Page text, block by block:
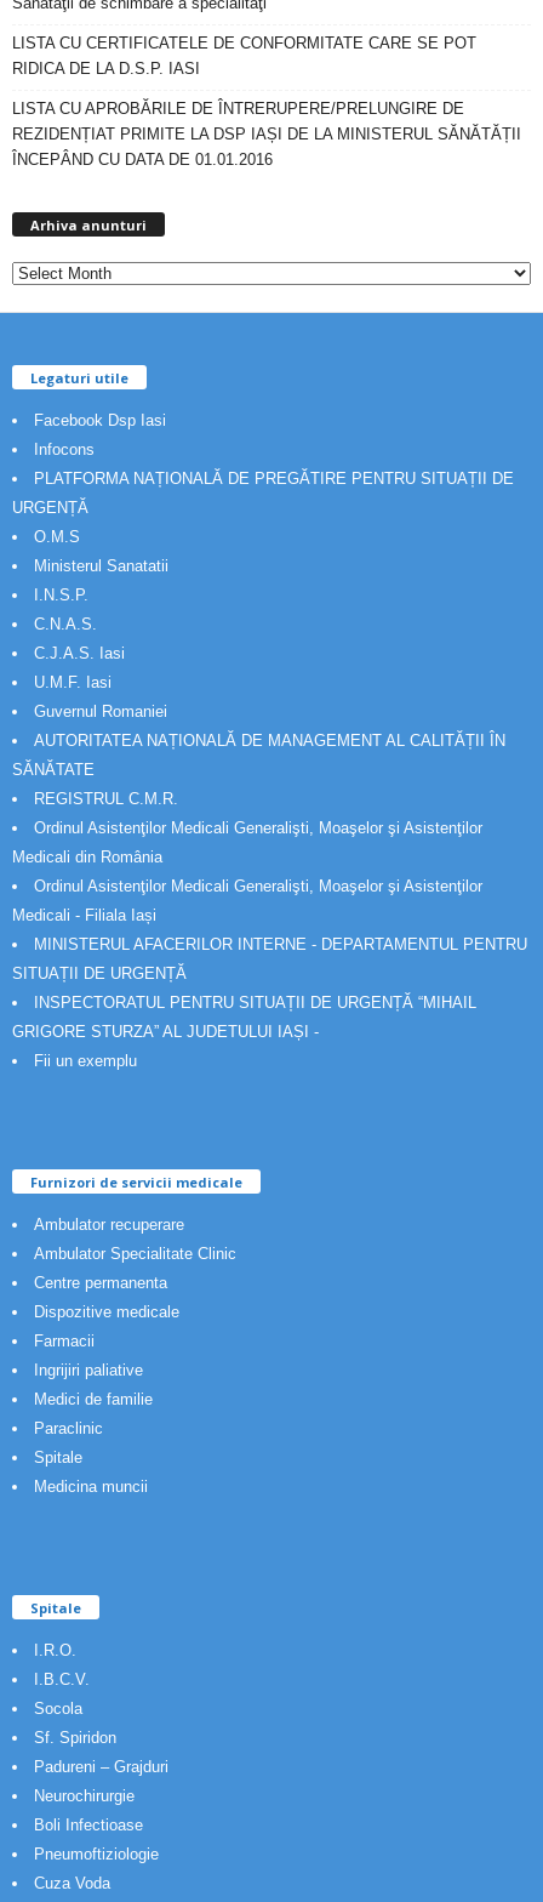
LISTA CU CERTIFICATELE DE CONFORMITATE CARE SE POT
RIDICA DE LA D.S.P. IASI
LISTA CU APROBĂRILE DE ÎNTRERUPERE/PRELUNGIRE DE
REZIDENȚIAT PRIMITE LA DSP IAȘI DE LA MINISTERUL SĂNĂTĂȚII
ÎNCEPÂND CU DATA DE 01.01.2016
Arhiva anunturi
Legaturi utile
Facebook Dsp Iasi
Infocons
PLATFORMA NAȚIONALĂ DE PREGĂTIRE PENTRU SITUAȚII DE
URGENȚĂ
O.M.S
Ministerul Sanatatii
I.N.S.P.
C.N.A.S.
C.J.A.S. Iasi
U.M.F. Iasi
Guvernul Romaniei
AUTORITATEA NAȚIONALĂ DE MANAGEMENT AL CALITĂȚII ÎN
SĂNĂTATE
REGISTRUL C.M.R.
Ordinul Asistenţilor Medicali Generalişti, Moaşelor şi Asistenţilor
Medicali din România
Ordinul Asistenţilor Medicali Generalişti, Moaşelor şi Asistenţilor
Medicali - Filiala Iași
MINISTERUL AFACERILOR INTERNE - DEPARTAMENTUL PENTRU
SITUAȚII DE URGENȚĂ
INSPECTORATUL PENTRU SITUAȚII DE URGENȚĂ “MIHAIL
GRIGORE STURZA” AL JUDETULUI IAȘI -
Fii un exemplu
Furnizori de servicii medicale
Ambulator recuperare
Ambulator Specialitate Clinic
Centre permanenta
Dispozitive medicale
Farmacii
Ingrijiri paliative
Medici de familie
Paraclinic
Spitale
Medicina muncii
Spitale
I.R.O.
I.B.C.V.
Socola
Sf. Spiridon
Padureni – Grajduri
Neurochirurgie
Boli Infectioase
Pneumoftiziologie
Cuza Voda